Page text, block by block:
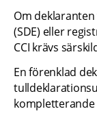
Om
(SDE) eller
CCI krävs
En förenklad